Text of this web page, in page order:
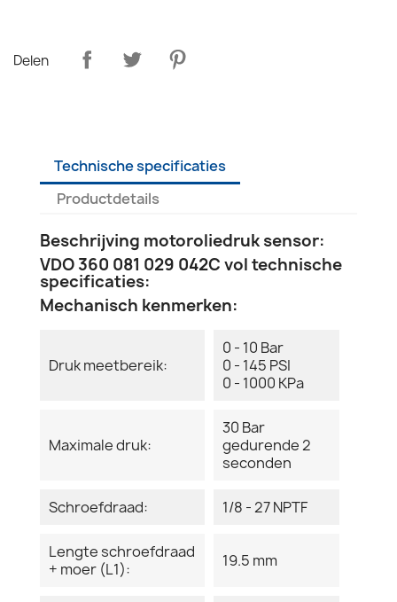
Delen
Technische specificaties
Productdetails
Beschrijving motoroliedruk sensor:
VDO 360 081 029 042C vol technische
specificaties:
Mechanisch kenmerken:
Druk meetbereik:
0 - 10 Bar
0 - 145 PSI
0 - 1000 KPa
Maximale druk:
30 Bar
gedurende 2
seconden
Schroefdraad: 1/8 - 27 NPTF
Lengte schroefdraad
+ moer (L1):
19.5 mm